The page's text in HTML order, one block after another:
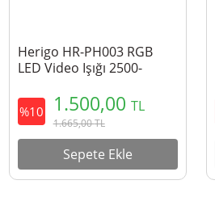
Herigo HR-PH003 RGB
LED Video Işığı 2500-
%10 1.500,00 TL
1.665,00TL
Sepete Ekle